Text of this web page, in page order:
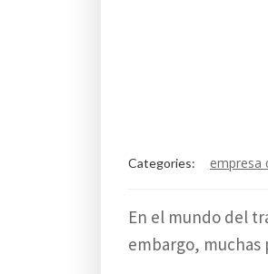
Categories: empresa
En el mundo del
embargo, muchas